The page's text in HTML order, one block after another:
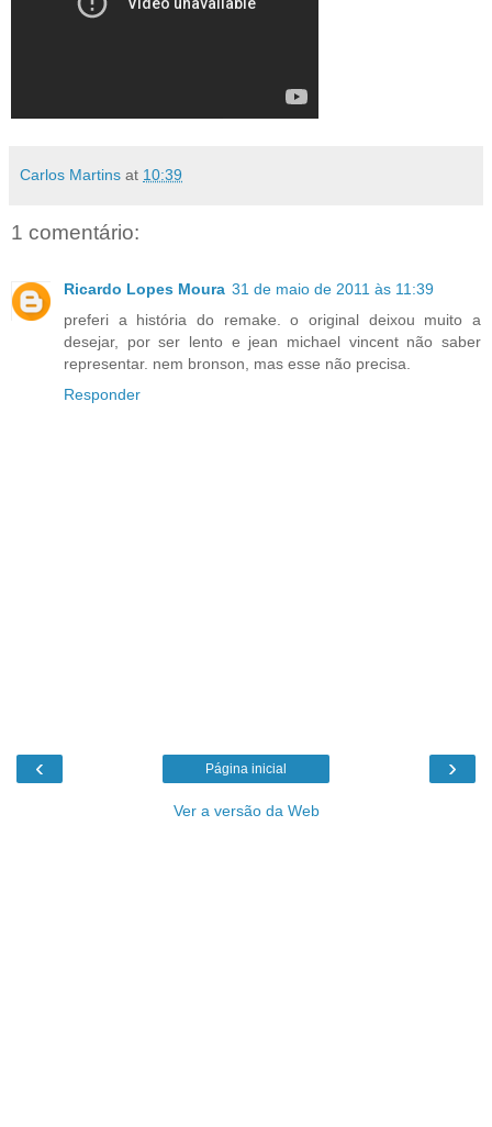
Carlos Martins at 10:39
1 comentário:
Ricardo Lopes Moura 31 de maio de 2011 às 11:39
preferi a história do remake. o original deixou muito a
desejar, por ser lento e jean michael vincent não saber
representar. nem bronson, mas esse não precisa.
Responder
‹ ›
Página inicial
Ver a versão da Web